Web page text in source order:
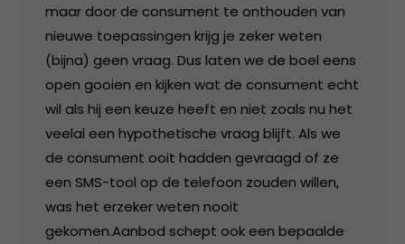
maar door de consument te onthouden van
nieuwe toepassingen krijg je zeker weten
(bijna) geen vraag. Dus laten we de boel eens
open gooien en kijken wat de consument echt
wil als hij een keuze heeft en niet zoals nu het
veelal een hypothetische vraag blijft. Als we
de consument ooit hadden gevraagd of ze
een SMS-tool op de telefoon zouden willen,
was het erzeker weten nooit
gekomen.Aanbod schept ook een bepaalde